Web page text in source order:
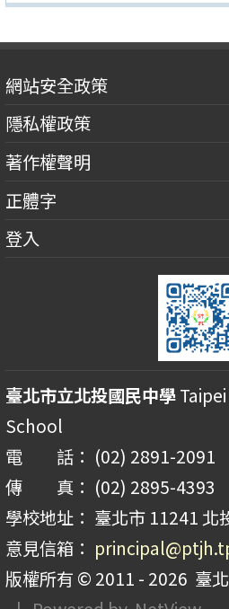
網站安全政策
隱私權政策
著作權聲明
正體字
登入
臺北市立北投國民中學
School
電 話： (02) 2891-2091
傳 真： (02) 2895-4393
學校地址： 臺北市 11241 北
意見信箱：
版權所有 © 2011 - 2026 臺